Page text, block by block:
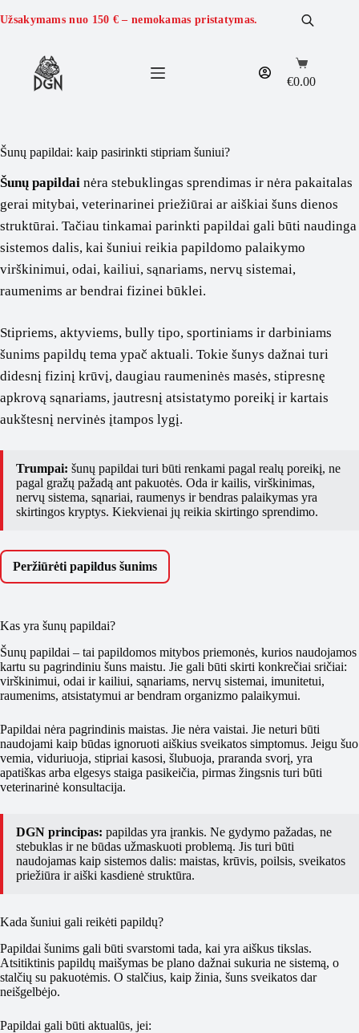
to
Užsakymams nuo 150 € – nemokamas pristatymas.
Shopping
cart
€0.00
Šunų papildai: kaip pasirinkti stipriam šuniui?
Šunų papildai nėra stebuklingas sprendimas ir nėra pakaitalas
gerai mitybai, veterinarinei priežiūrai ar aiškiai šuns dienos
struktūrai. Tačiau tinkamai parinkti papildai gali būti naudinga
sistemos dalis, kai šuniui reikia papildomo palaikymo
virškinimui, odai, kailiui, sąnariams, nervų sistemai,
raumenims ar bendrai fizinei būklei.
Stipriems, aktyviems, bully tipo, sportiniams ir darbiniams
šunims papildų tema ypač aktuali. Tokie šunys dažnai turi
didesnį fizinį krūvį, daugiau raumeninės masės, stipresnę
apkrovą sąnariams, jautresnį atsistatymo poreikį ir kartais
aukštesnį nervinės įtampos lygį.
Trumpai: šunų papildai turi būti renkami pagal realų poreikį, ne
pagal gražų pažadą ant pakuotės. Oda ir kailis, virškinimas,
nervų sistema, sąnariai, raumenys ir bendras palaikymas yra
skirtingos kryptys. Kiekvienai jų reikia skirtingo sprendimo.
Peržiūrėti papildus šunims
Kas yra šunų papildai?
Šunų papildai – tai papildomos mitybos priemonės, kurios naudojamos
kartu su pagrindiniu šuns maistu. Jie gali būti skirti konkrečiai sričiai:
virškinimui, odai ir kailiui, sąnariams, nervų sistemai, imunitetui,
raumenims, atsistatymui ar bendram organizmo palaikymui.
Papildai nėra pagrindinis maistas. Jie nėra vaistai. Jie neturi būti
naudojami kaip būdas ignoruoti aiškius sveikatos simptomus. Jeigu šuo
vemia, viduriuoja, stipriai kasosi, šlubuoja, praranda svorį, yra
apatiškas arba elgesys staiga pasikeičia, pirmas žingsnis turi būti
veterinarinė konsultacija.
DGN principas: papildas yra įrankis. Ne gydymo pažadas, ne
stebuklas ir ne būdas užmaskuoti problemą. Jis turi būti
naudojamas kaip sistemos dalis: maistas, krūvis, poilsis, sveikatos
priežiūra ir aiški kasdienė struktūra.
Kada šuniui gali reikėti papildų?
Papildai šunims gali būti svarstomi tada, kai yra aiškus tikslas.
Atsitiktinis papildų maišymas be plano dažnai sukuria ne sistemą, o
stalčių su pakuotėmis. O stalčius, kaip žinia, šuns sveikatos dar
neišgelbėjo.
Papildai gali būti aktualūs, jei: